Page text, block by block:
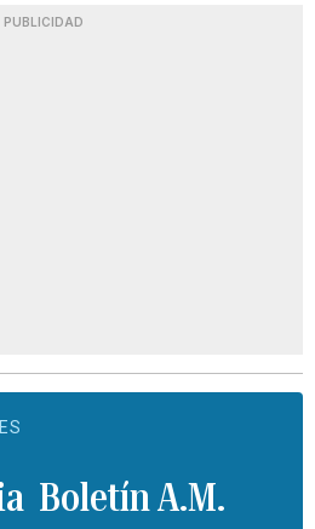
PUBLICIDAD
Boletín A.M.